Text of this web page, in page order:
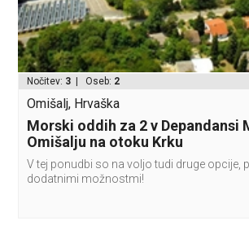
Nočitev: 3 | Oseb: 2
Omišalj, Hrvaška
Morski oddih za 2 v Depandansi
Omišalju na otoku Krku
V tej ponudbi so na voljo tudi druge opcije,
dodatnimi možnostmi!